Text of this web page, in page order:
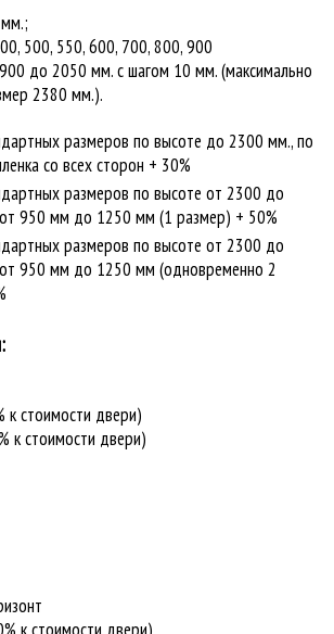
500, 550, 600, 700, 800, 900
до 2050 мм. с шагом 10 мм. (максимально
2380 мм.).
размеров по высоте до 2300 мм., по
со всех сторон + 30%
размеров по высоте от 2300 до
950 мм до 1250 мм (1 размер) + 50%
размеров по высоте от 2300 до
950 мм до 1250 мм (одновременно 2